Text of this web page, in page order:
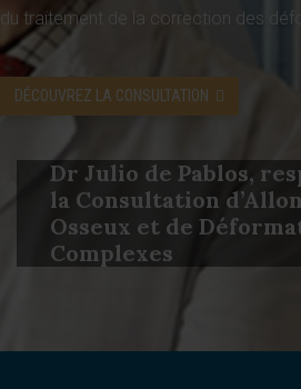
du traitement de la correction des
DÉCOUVREZ LA CONSULTATION
Dr Julio de Pablos,
la Consultation
Osseux et de
Complexes